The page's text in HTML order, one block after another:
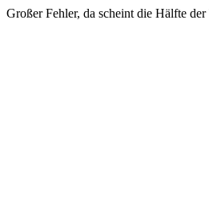
Großer Fehler, da scheint die Hälfte